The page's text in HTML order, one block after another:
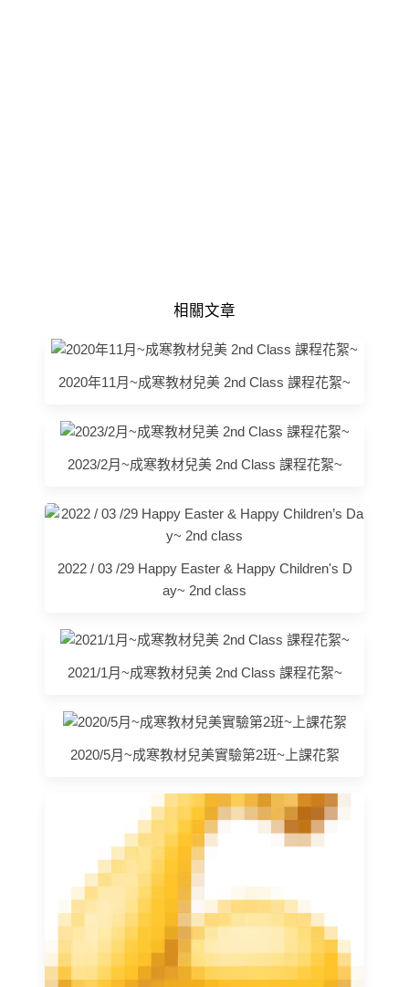
相關文章
2020年11月~成寒教材兒美 2nd Class 課程花絮~
2023/2月~成寒教材兒美 2nd Class 課程花絮~
2022 / 03 /29 Happy Easter & Happy Children's D
ay~ 2nd class
2021/1月~成寒教材兒美 2nd Class 課程花絮~
2020/5月~成寒教材兒美實驗第2班~上課花絮